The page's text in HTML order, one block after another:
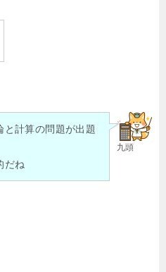
九頭
と計算の問題が出題
だね